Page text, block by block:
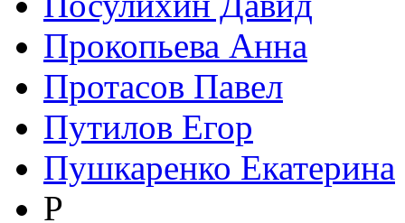
Прокопьева Анна
Протасов Павел
Путилов Егор
Пушкаренко Екатерина
Р